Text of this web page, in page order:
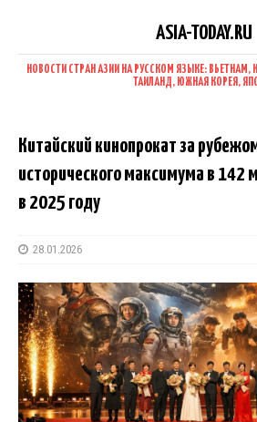
ASIA-TODAY.RU
НОВОСТИ СТРАН АЗИИ НА РУССКОМ ЯЗЫКЕ: ВЬЕТНАМ,
ТАИЛАНД, ЮЖНАЯ КОРЕЯ,
Китайский кинопрокат за
исторического максимума в 142
в 2025 году
28.01.2026